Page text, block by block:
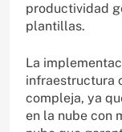
productividad
plantillas.
La
infraestructura
compleja, ya
en la nube con